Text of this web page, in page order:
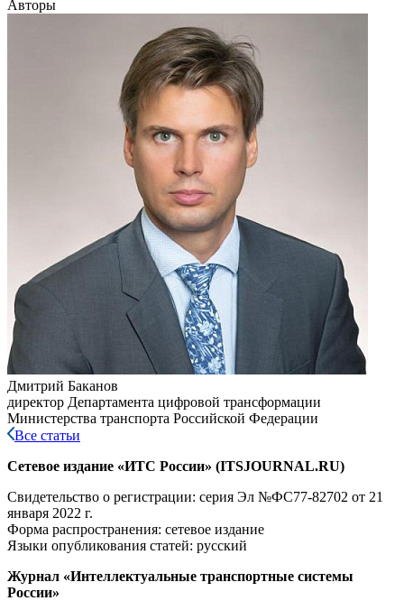
Авторы
Дмитрий Баканов
директор Департамента цифровой трансформации
Министерства транспорта Российской Федерации
Все статьи
Сетевое издание «ИТС России» (ITSJOURNAL.RU)
Свидетельство о регистрации: серия Эл №ФС77-82702 от 21
января 2022 г.
Форма распространения: сетевое издание
Языки опубликования статей: русский
Журнал «Интеллектуальные транспортные системы
России»